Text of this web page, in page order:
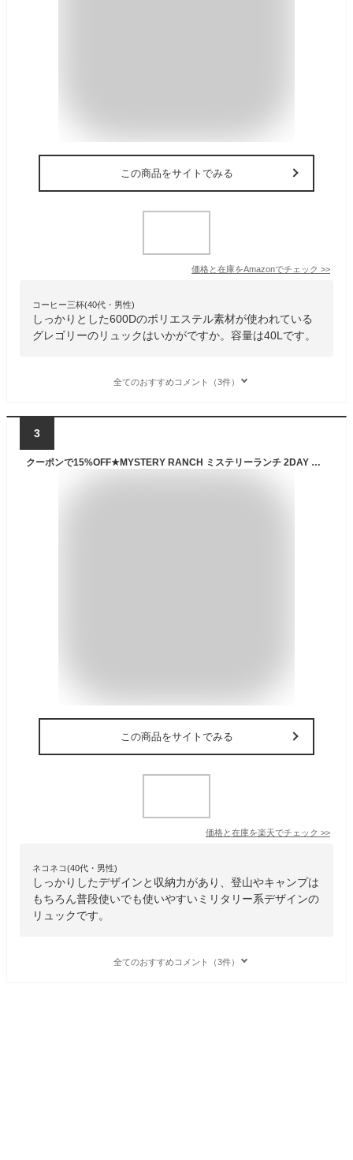
この商品をサイトでみる
価格と在庫をAmazonでチェック >>
コーヒー三杯(40代・男性)
しっかりとした600Dのポリエステル素材が使われている
グレゴリーのリュックはいかがですか。容量は40Lです。
全てのおすすめコメント（3件）
3
クーポンで15%OFF★MYSTERY RANCH ミステリーランチ 2DAY ASSAULT（2デイアサルト）バックパック【正規取扱店】【Sx】【T】｜ 登山 キャンプ ワンダーフォーゲル ワンゲル WIP メンズ ミリタリー アウトドア ブランド
この商品をサイトでみる
価格と在庫を楽天でチェック >>
ネコネコ(40代・男性)
しっかりしたデザインと収納力があり、登山やキャンプは
もちろん普段使いでも使いやすいミリタリー系デザインの
リュックです。
全てのおすすめコメント（3件）